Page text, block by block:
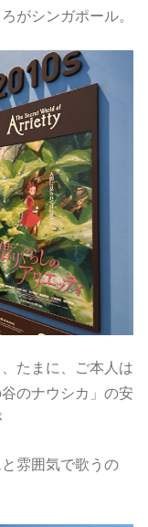
がシンガポール。
たまに、ご本人は
のナウシカ」の安
雰囲気で歌うの